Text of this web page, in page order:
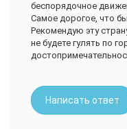
беспорядочное
Самое дорогое, что
Рекомендую эту
не будете гулять по
Написать ответ